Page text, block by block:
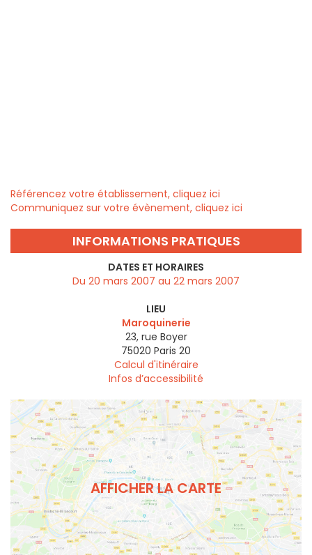
Référencez votre établissement, cliquez ici
Communiquez sur votre évènement, cliquez ici
INFORMATIONS PRATIQUES
DATES ET HORAIRES
Du 20 mars 2007 au 22 mars 2007
LIEU
Maroquinerie
23, rue Boyer
75020 Paris 20
Calcul d'itinéraire
Infos d’accessibilité
AFFICHER LA CARTE